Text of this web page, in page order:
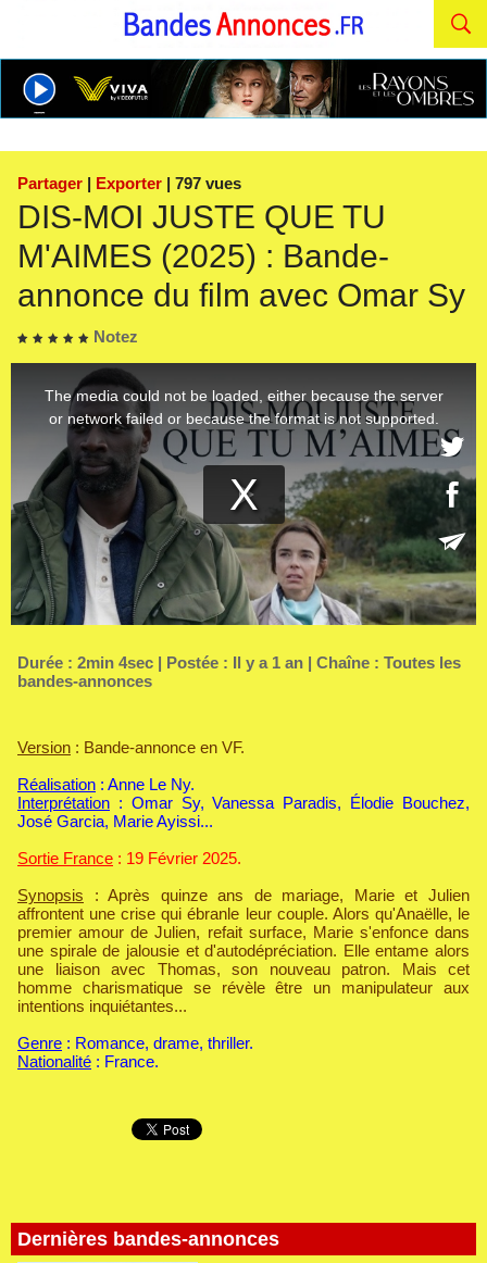
Partager | Exporter | 797 vues
DIS-MOI JUSTE QUE TU
M'AIMES (2025) : Bande-
annonce du film avec Omar Sy
Notez
Dernières bandes-annonces
Durée : 2min 4sec | Postée : Il y a 1 an | Chaîne : Toutes les
bandes-annonces
Version : Bande-annonce en VF.
Réalisation : Anne Le Ny.
Interprétation : Omar Sy, Vanessa Paradis, Élodie Bouchez,
José Garcia, Marie Ayissi...
Sortie France : 19 Février 2025.
Synopsis : Après quinze ans de mariage, Marie et Julien
affrontent une crise qui ébranle leur couple. Alors qu'Anaëlle, le
premier amour de Julien, refait surface, Marie s'enfonce dans
une spirale de jalousie et d'autodépréciation. Elle entame alors
une liaison avec Thomas, son nouveau patron. Mais cet
homme charismatique se révèle être un manipulateur aux
intentions inquiétantes...
Genre : Romance, drame, thriller.
Nationalité : France.